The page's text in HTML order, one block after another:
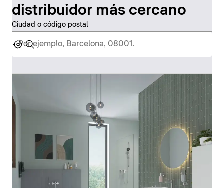
distribuidor más cercano
Ciudad o código postal